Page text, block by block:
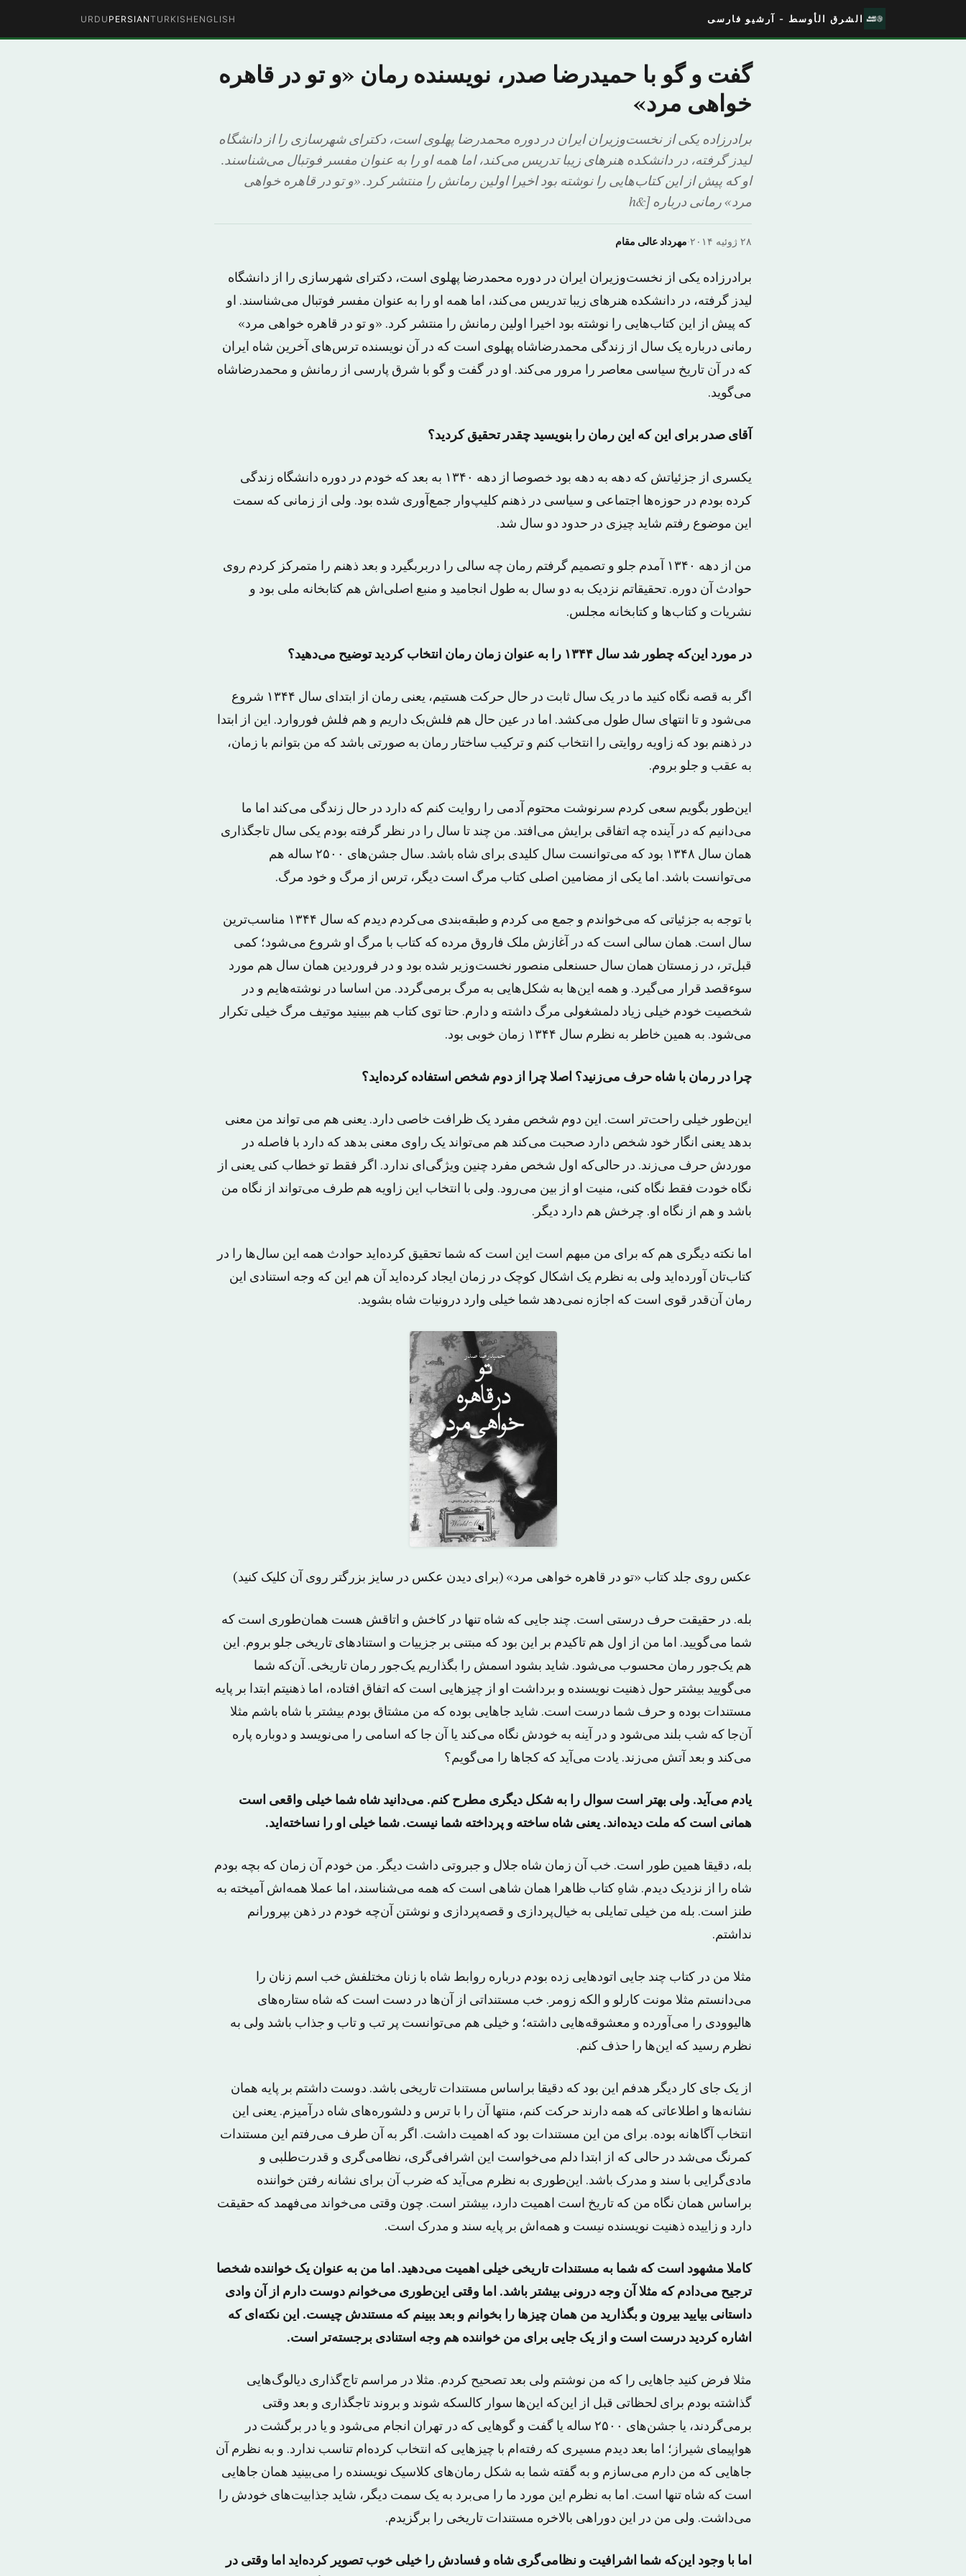
الشرق الأوسط - آرشیو فارسی ENGLISH
TURKISH
PERSIAN
URDU
گفت و گو با حمیدرضا صدر، نویسنده رمان «و تو در قاهره
خواهی مرد»
برادرزاده یکی از نخست‌وزیران ایران در دوره محمدرضا پهلوی است، دکترای شهرسازی را از دانشگاه
لیدز گرفته، در دانشکده هنرهای زیبا تدریس می‌کند، اما همه او را به عنوان مفسر فوتبال می‌شناسند.
او که پیش از این کتاب‌هایی را نوشته بود اخیرا اولین رمانش را منتشر کرد. «و تو در قاهره خواهی
مرد» رمانی درباره [&h
مهرداد عالی مقام· ۲۸ ژوئیه ۲۰۱۴
برادرزاده یکی از نخست‌وزیران ایران در دوره محمدرضا پهلوی است، دکترای شهرسازی را از دانشگاه
لیدز گرفته، در دانشکده هنرهای زیبا تدریس می‌کند، اما همه او را به عنوان مفسر فوتبال می‌شناسند. او
که پیش از این کتاب‌هایی را نوشته بود اخیرا اولین رمانش را منتشر کرد. «و تو در قاهره خواهی مرد»
رمانی درباره یک سال از زندگی محمدرضاشاه پهلوی است که در آن نویسنده ترس‌های آخرین شاه ایران
که در آن تاریخ سیاسی معاصر را مرور می‌کند. او در گفت و گو با شرق پارسی از رمانش و محمدرضاشاه
می‌گوید.
آقای صدر برای این که این رمان را بنویسید چقدر تحقیق کردید؟
یکسری از جزئیاتش که دهه به دهه بود خصوصا از دهه ۱۳۴۰ به بعد که خودم در دوره دانشگاه زندگی
کرده بودم در حوزه‌ها اجتماعی و سیاسی در ذهنم کلیپ‌وار جمع‌آوری ‌شده بود. ولی از زمانی که سمت
این موضوع رفتم شاید چیزی در حدود دو سال شد.
من از دهه ۱۳۴۰ آمدم جلو و تصمیم گرفتم رمان چه سالی را دربربگیرد و بعد ذهنم را متمرکز کردم روی
حوادث آن دوره. تحقیقاتم نزدیک به دو سال به طول انجامید و منبع اصلی‌اش هم کتابخانه ملی بود و‌
نشریات و کتاب‌ها و کتابخانه مجلس.
در مورد این‌که چطور شد سال ۱۳۴۴ را به عنوان زمان رمان انتخاب کردید توضیح می‌دهید؟
اگر به قصه نگاه کنید ما در یک سال ثابت در حال حرکت هستیم، یعنی رمان از ابتدای سال ۱۳۴۴ شروع
می‌شود و تا انتهای سال طول می‌کشد. اما در عین حال هم فلش‌بک داریم و هم فلش فوروارد. این از ابتدا
در ذهنم بود که زاویه روایتی را انتخاب کنم و ترکیب ساختار رمان به صورتی باشد که من بتوانم با زمان،
به عقب و جلو بروم.
‌این‌طور بگویم ‌سعی کردم سرنوشت محتوم آدمی را روایت کنم که دارد در حال زندگی می‌کند اما ما
می‌دانیم که در آینده چه اتفاقی برایش می‌افتد. من چند تا سال را در نظر گرفته بودم یکی سال تاجگذاری
همان سال ۱۳۴۸ بود که می‌توانست سال کلیدی برای شاه باشد. سال جشن‌های ۲۵۰۰ ساله هم
می‌توانست باشد. اما ‌یکی از مضامین اصلی کتاب مرگ است دیگر، ترس از مرگ و خود مرگ.
با توجه به جزئیاتی که می‌خواندم و جمع می کردم و طبقه‌بندی می‌کردم دیدم که سال ۱۳۴۴ مناسب‌ترین
سال است. همان سالی است که در آغازش ملک فاروق مرده که کتاب‌ با مرگ او شروع می‌شود؛ کمی
قبل‌تر،‌ در زمستان همان سال حسنعلی منصور نخست‌وزیر شده بود و در فروردین همان سال هم مورد
سوء‌قصد قرار می‌گیرد. و همه این‌ها به شکل‌هایی به مرگ برمی‌گردد. من اساسا در نوشته‌هایم و در
شخصیت خودم خیلی زیاد دلمشغولی مرگ داشته و دارم. حتا توی کتاب هم ببینید موتیف مرگ خیلی تکرار
می‌شود. به همین خاطر به نظرم سال ۱۳۴۴ زمان خوبی بود.
چرا در رمان با شاه حرف می‌زنید؟ اصلا چرا از دوم شخص استفاده کرده‌اید؟
این‌طور خیلی راحت‌تر است. این دوم شخص مفرد یک ظرافت خاصی دارد. یعنی هم می تواند من معنی
بدهد یعنی انگار خود شخص دارد صحبت می‌کند هم می‌تواند یک راوی معنی بدهد که دارد با فاصله در
موردش حرف می‌زند. در حالی‌که اول شخص مفرد چنین ویژگی‌ای ندارد. اگر فقط تو خطاب کنی یعنی از
نگاه خودت فقط نگاه کنی، منیت او از بین می‌رود. ولی با انتخاب این زاویه هم طرف می‌تواند از نگاه من
باشد و هم از نگاه او. چرخش هم دارد دیگر.
اما نکته دیگری هم که برای من مبهم است این است که شما تحقیق کرده‌اید حوادث همه این‌ سا‌ل‌ها را در
کتاب‌تان آورده‌اید ولی به نظرم یک اشکال کوچک در زمان ایجاد کرده‌اید آن هم این که وجه استنادی این
رمان آن‌قدر قوی است که اجازه نمی‌دهد شما خیلی وارد درونیات شاه بشوید.
عکس روی جلد کتاب «تو در قاهره خواهی مرد» (برای دیدن عکس در سایز بزرگتر روی آن کلیک کنید)
بله. در حقیقت حرف درستی است. چند جایی که شاه تنها در کاخش و اتاقش هست همان‌طوری است که
شما می‌گویید. اما من از اول هم تاکیدم بر این بود که مبتنی بر جزییات و استنادهای تاریخی جلو بروم. این
هم یک‌جور رمان محسوب می‌شود. شاید بشود اسمش را بگذاریم یک‌جور رمان تاریخی. آن‌که شما
می‌گویید بیشتر حول ذهنیت نویسنده و برداشت او از چیزهایی است که اتفاق افتاده‌، اما ذهنیتم ابتدا بر پایه
مستندات بوده و حرف شما درست است. شاید جاهایی بوده که من مشتاق ‌بودم بیشتر با شاه باشم مثلا
آن‌جا که شب بلند می‌شود و در آینه به خودش نگاه می‌کند یا آن جا که اسامی را می‌نویسد و دوباره پاره
می‌کند و بعد آتش می‌زند. یادت می‌آید که کجاها را می‌گویم؟
یادم می‌آید. ولی بهتر است سوال را به شکل دیگری مطرح کنم. می‌دانید شاه شما خیلی واقعی است
همانی است که ملت دیده‌اند. یعنی شاه ساخته و پرداخته شما نیست. شما خیلی او را نساخته‌اید.
بله، دقیقا همین طور است. خب آن زمان شاه جلال و جبروتی داشت دیگر. من خودم آن زمان که بچه بودم
شاه را از نزدیک دیدم. شاهِ کتاب ظاهرا همان شاهی است که همه می‌شناسند، اما عملا همه‌اش آمیخته به
طنز است. بله من خیلی تمایلی به خیال‌پردازی و قصه‌پردازی و نوشتن آن‌چه خودم در ذهن بپرورانم
نداشتم.
مثلا من در کتاب چند جایی اتودهایی زده بودم درباره روابط شاه با زنان مختلفش خب اسم زنان را
می‌دانستم مثلا مونت کارلو و الکه زومر. خب مستنداتی از آن‌ها در دست است که شاه ستاره‌های
هالیوودی را می‌آورده و معشوقه‌هایی داشته؛ و خیلی هم می‌توانست پر تب و تاب و جذاب باشد ولی به
نظرم رسید که این‌ها را حذف کنم.
از یک جای کار دیگر هدفم این بود که دقیقا براساس مستندات تاریخی باشد‌. دوست داشتم بر پایه همان
نشانه‌ها و اطلاعاتی که همه دارند حرکت کنم، منتها آن را با ترس و دلشوره‌های شاه درآمیزم. یعنی این
انتخاب آگاهانه بوده. برای من این مستندات بود که اهمیت داشت. اگر به آن طرف می‌رفتم این مستندات
کمرنگ می‌شد در حالی که از ابتدا دلم می‌خواست این اشرافی‌گری، نظامی‌گری و قدرت‌طلبی و
مادی‌گرایی با سند و مدرک باشد. این‌طوری به نظرم می‌آید که ضرب آن برای نشانه رفتن خواننده‌
براساس همان نگاه من که تاریخ است اهمیت دارد، بیشتر است. چون وقتی می‌خواند می‌فهمد که حقیقت
دارد و زاییده ذهنیت نویسنده نیست و همه‌اش بر پایه سند و مدرک است‌.
کاملا مشهود است که شما به مستندات تاریخی خیلی اهمیت می‌دهید. اما من به عنوان یک خواننده شخصا
ترجیح می‌دادم که مثلا آن وجه درونی بیشتر باشد. اما وقتی این‌طوری می‌خوانم دوست دارم از آن وادی
داستانی بیایید بیرون و بگذارید من همان چیزها را بخوانم و بعد ببینم که مستندش چیست. این نکته‌ای که
اشاره کردید درست است و از یک جایی برای من خواننده هم وجه استنادی برجسته‌تر است.
مثلا فرض کنید جاهایی را که من نوشتم ولی بعد تصحیح کردم. مثلا در مراسم تاج‌گذاری دیالوگ‌هایی
گذاشته بودم برای لحظاتی قبل از این‌که این‌ها سوار کالسکه شوند و بروند تاجگذاری و بعد وقتی
برمی‌گردند، یا جشن‌های ۲۵۰۰ ساله‌ یا گفت و گوهایی که در تهران انجام می‌شود و یا در برگشت در
هواپیمای شیراز؛ اما بعد دیدم مسیری که رفته‌ام با چیزهایی که انتخاب کرده‌ام تناسب ندارد. و به نظرم آن
جاهایی که من دارم می‌سازم و به گفته شما به شکل رمان‌های کلاسیک نویسنده را می‌بینید همان جاهایی
است که شاه تنها است‌. اما به نظرم این مورد ما را می‌برد به یک سمت دیگر، شاید جذابیت‌های خودش را
می‌داشت. ولی من در این دوراهی بالاخره مستندات تاریخی را برگزیدم.
اما با وجود این‌که شما اشرافیت و نظامی‌گری شاه و فسادش را خیلی خوب تصویر کرده‌اید اما وقتی در